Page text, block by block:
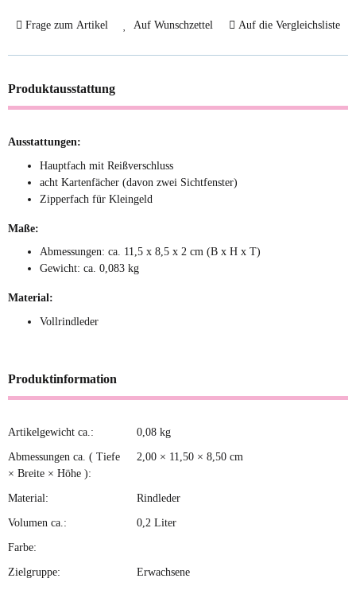
Frage zum Artikel Auf Wunschzettel Auf die Vergleichsliste
Produktausstattung
Ausstattungen:
Hauptfach mit Reißverschluss
acht Kartenfächer (davon zwei Sichtfenster)
Zipperfach für Kleingeld
Maße:
Abmessungen: ca. 11,5 x 8,5 x 2 cm (B x H x T)
Gewicht: ca. 0,083 kg
Material:
Vollrindleder
Produktinformation
Produkteigenschaft
Wert
Artikelgewicht ca.: 0,08 kg
Abmessungen ca. ( Tiefe
× Breite × Höhe ):
2,00 × 11,50 × 8,50 cm
Material: Rindleder
Volumen ca.: 0,2 Liter
Farbe:
Zielgruppe: Erwachsene